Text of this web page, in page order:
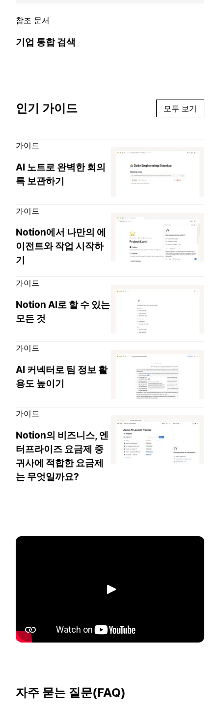
참조 문서
기업 통합 검색
인기 가이드 모두 보기
가이드
AI 노트로 완벽한 회의
록 보관하기
가이드
Notion에서 나만의 에
이전트와 작업 시작하
기
가이드
Notion AI로 할 수 있는
모든 것
가이드
AI 커넥터로 팀 정보 활
용도 높이기
가이드
Notion의 비즈니스, 엔
터프라이즈 요금제 중
귀사에 적합한 요금제
는 무엇일까요?
재생
자주 묻는 질문(FAQ)